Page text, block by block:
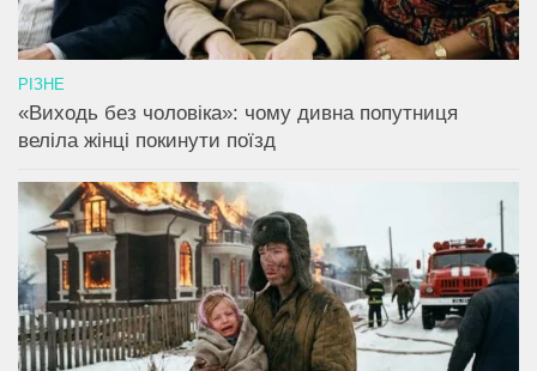
РІЗНЕ
«Виходь без чоловіка»: чому дивна попутниця
веліла жінці покинути поїзд